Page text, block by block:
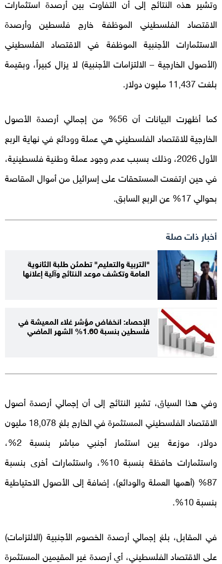
وتشير هذه النتائج إلى أن التفاوت بين أرصدة استثمارات
الاقتصاد الفلسطيني الموظفة خارج فلسطين وأرصدة
الاستثمارات الأجنبية الموظفة في الاقتصاد الفلسطيني
(الأصول الخارجية – الالتزامات الأجنبية) لا يزال كبيراً، وبقيمة
بلغت 11,437 مليون دولار.
كما أظهرت البيانات أن 56% من إجمالي أرصدة الأصول
الخارجية للاقتصاد الفلسطيني هي عملة وودائع في نهاية الربع
الأول 2026، وذلك بسبب عدم وجود عملة وطنية فلسطينية،
في حين ارتفعت المستحقات على إسرائيل من أموال المقاصة
بحوالي 17% عن الربع السابق.
أخبار ذات صلة
"التربية والتعليم" تطمئن طلبة الثانوية
العامة وتكشف موعد النتائج وآلية إعلانها
الإحصاء: انخفاض مؤشر غلاء المعيشة في
فلسطين بنسبة 1.60% الشهر الماضي
وفي هذا السياق، تشير النتائج إلى أن إجمالي أرصدة أصول
الاقتصاد الفلسطيني المستثمرة في الخارج بلغ 18,078 مليون
دولار، موزعة بين استثمار أجنبي مباشر بنسبة 2%،
واستثمارات حافظة بنسبة 10%، واستثمارات أخرى بنسبة
87% (أهمها العملة والودائع)، إضافة إلى الأصول الاحتياطية
بنسبة 10%.
في المقابل، بلغ إجمالي أرصدة الخصوم الأجنبية (الالتزامات)
على الاقتصاد الفلسطيني، أي أرصدة غير المقيمين المستثمرة